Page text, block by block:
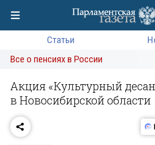
Статьи
Все о пенсиях в России
Акция «Культурный
в Новосибирской области